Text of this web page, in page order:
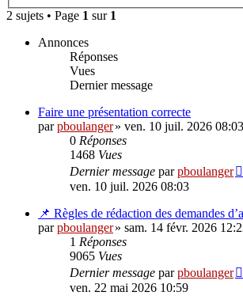
2 sujets • Page 1 sur 1
Annonces
Réponses
Vues
Dernier message
Faire une présentation correcte
parpboulanger» ven. 10 juil. 2026 08:03
0 Réponses
1468 Vues
Dernier message parpboulanger
ven. 10 juil. 2026 08:03
📌 Règles de rédaction des demandes
parpboulanger» sam. 14 févr. 2026
1 Réponses
9065 Vues
Dernier message parpboulanger
ven. 22 mai 2026 10:59